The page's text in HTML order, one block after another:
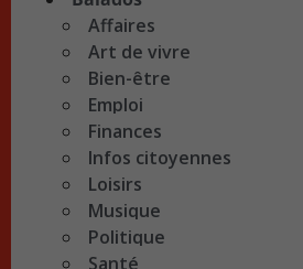
Affaires
Art de vivre
Bien-être
Emploi
Finances
Infos citoyennes
Loisirs
Musique
Politique
Santé